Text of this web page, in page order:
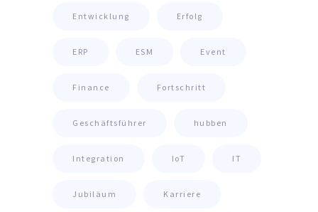
Entwicklung Erfolg
ERP ESM Event
Finance Fortschritt
Geschäftsführer hubben
Integration IoT IT
Jubiläum Karriere